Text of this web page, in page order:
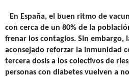
En España, el buen ritmo de
con cerca de un 80% de la
frenar los contagios. Sin embargo,
aconsejado reforzar la inmunidad
tercera dosis a los colectivos de
personas con diabetes vuelven a